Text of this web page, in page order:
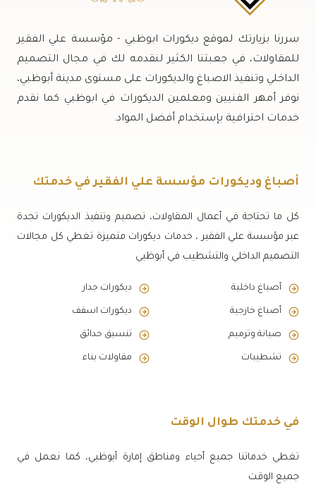
سررنا بزيارتك لموقع ديكورات ابوظبي - مؤسسة علي الفقير
للمقاولات، في جعبتنا الكثير لنقدمه لك في مجال التصميم
الداخلي وتنفيذ الاصباغ والديكورات على مستوى مدينة أبوظبي،
نوفر أمهر الفنيين ومعلمين الديكورات في ابوظبي كما نقدم
خدمات احترافية بإستخدام أفضل المواد.
أصباغ وديكورات مؤسسة علي الفقير في خدمتك
كل ما تحتاجة في أعمال المقاولات، تصميم وتنفيذ الديكورات تجدة
عبر مؤسسة علي الفقير ، خدمات ديكورات متميزة تغطي كل مجالات
التصميم الداخلي والتشطيب في أبوظبي
أصباغ داخلية ديكورات جدار
أصباغ خارجية ديكورات اسقف
صيانة وترميم تنسيق حدائق
تشطيبات مقاولات بناء
في خدمتك طوال الوقت
تغطي خدماتنا جميع أحياء ومناطق إمارة أبوظبي، كما نعمل في
جميع الوقت